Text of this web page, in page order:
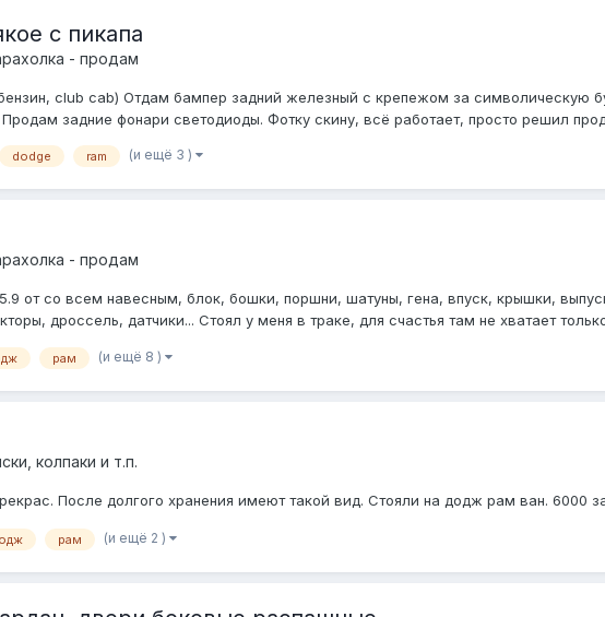
с пикапа
- продам
club cab) Отдам бампер задний железный с крепежом за символическую
задние фонари светодиоды. Фотку скину, всё работает, просто решил
dodge ram (и ещё 3 )
- продам
от со всем навесным, блок, бошки, поршни, шатуны, гена, впуск, крышки,
дроссель, датчики... Стоял у меня в траке, для счастья там не хватает
рам (и ещё 8 )
колпаки и т.п.
После долгого хранения имеют такой вид. Стояли на додж рам ван. 6000
рам (и ещё 2 )